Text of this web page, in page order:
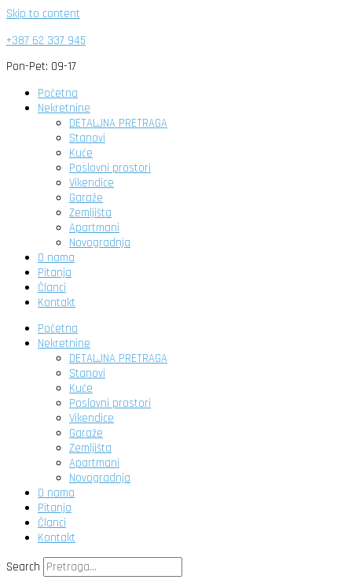
Skip to content
+387 62 337 945
Pon-Pet: 09-17
Početna
Nekretnine
DETALJNA PRETRAGA
Stanovi
Kuće
Poslovni prostori
Vikendice
Garaže
Zemljišta
Apartmani
Novogradnja
O nama
Pitanja
Članci
Kontakt
Početna
Nekretnine
DETALJNA PRETRAGA
Stanovi
Kuće
Poslovni prostori
Vikendice
Garaže
Zemljišta
Apartmani
Novogradnja
O nama
Pitanja
Članci
Kontakt
Search